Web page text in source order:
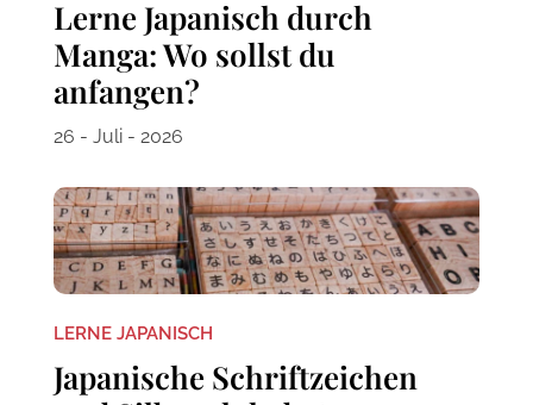
Lerne Japanisch durch
Manga: Wo sollst du
anfangen?
26 - Juli - 2026
LERNE JAPANISCH
Japanische Schriftzeichen